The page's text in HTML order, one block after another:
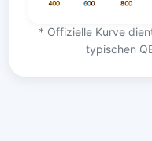
* Offizielle Kurve
typischen